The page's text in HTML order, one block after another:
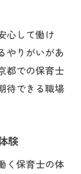
心して働け
やりがいがあ
都での保育士
待できる職場
験
く保育士の体